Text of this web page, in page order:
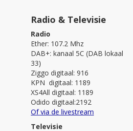
Radio & Televisie
Radio
Ether: 107.2 Mhz
DAB+: kanaal 5C (DAB lokaal
33)
Ziggo digitaal: 916
KPN digitaal: 1189
XS4All digitaal: 1189
Odido digitaal:2192
Of via de livestream
Televisie